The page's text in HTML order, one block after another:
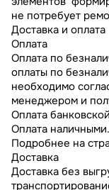
не потребует
Доставка и оплата
Оплата
Оплата по
оплаты по
необходимо
менеджером и
Оплата
Оплата наличными.
Подробнее на
Доставка
Доставка без